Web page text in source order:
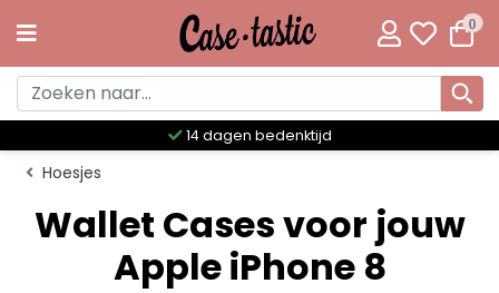
0
14 dagen bedenktijd
Hoesjes
Wallet Cases voor jouw
Apple iPhone 8